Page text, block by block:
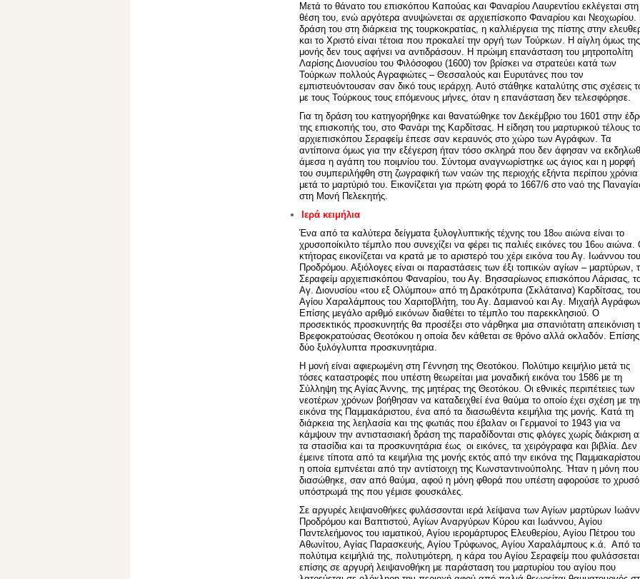
Μετά το θάνατο του επισκόπου Καπούας και Φαναρίου Λαυρεντίου εκλέγεται στη
θέση του, ενώ αργότερα ανυψώνεται σε αρχιεπίσκοπο Φαναρίου και Νεοχωρίου.
δράση του στη διάρκεια της τουρκοκρατίας, η καλλιέργεια της πίστης στην
και το Χριστό είναι τέτοια που προκαλεί την οργή των Τούρκων. Η αίγλη όμως της
μονής δεν τους αφήνει να αντιδράσουν. Η πρώιμη επανάσταση του μητροπολίτη
Λαρίσης Διονυσίου του Φιλόσοφου (1600) τον βρίσκει να στρατεύει κατά των
Τούρκων πολλούς Αγραφιώτες – Θεσσαλούς και Ευρυτάνες που τον
εμπιστευόντουσαν σαν δικό τους ιεράρχη. Αυτό στάθηκε καταλύτης στις σχέσεις
με τους Τούρκους τους επόμενους μήνες, όταν η επανάσταση δεν τελεσφόρησε.
Για τη δράση του κατηγορήθηκε και θανατώθηκε τον Δεκέμβριο του 1601 στην
της επισκοπής του, στο Φανάρι της Καρδίτσας. Η είδηση του μαρτυρικού τέλους
αρχιεπισκόπου Σεραφείμ έπεσε σαν κεραυνός στο χώρο των Αγράφων. Τα
αντίποινα όμως για την εξέγερση ήταν τόσο σκληρά που δεν άφησαν να
άμεσα η αγάπη του ποιμνίου του. Σύντομα αναγνωρίστηκε ως άγιος και η μορφή
του συμπεριλήφθη στη ζωγραφική των ναών της περιοχής εξήντα περίπου χρόνια
μετά το μαρτύριό του. Εικονίζεται για πρώτη φορά το 1667/6 στο ναό της
στη Μονή Πελεκητής.
Ιερά κειμήλια
Ένα από τα καλύτερα δείγματα ξυλογλυπτικής τέχνης του 18ου αιώνα είναι το
χρυσοποίκιλτο τέμπλο που συνεχίζει να φέρει τις παλιές εικόνες του 16ου αιώνα.
κτήτορας εικονίζεται να κρατά με το αριστερό του χέρι εικόνα του Αγ. Ιωάννου του
Προδρόμου. Αξιόλογες είναι οι παραστάσεις των έξι τοπικών αγίων – μαρτύρων,
Σεραφείμ αρχιεπισκόπου Φαναρίου, του Αγ. Βησσαρίωνος επισκόπου Λάρισας,
Αγ. Διονυσίου «του εξ Ολύμπου» από τη Δρακότρυπα (Σκλάταινα) Καρδίτσας, του
Αγίου Χαραλάμπους του Χαριτοβλήτη, του Αγ. Δαμιανού και Αγ. Μιχαήλ
Επίσης μεγάλο αριθμό εικόνων διαθέτει το τέμπλο του παρεκκλησιού. Ο
προσεκτικός προσκυνητής θα προσέξει στο νάρθηκα μια σπανιότατη απεικόνιση
Βρεφοκρατούσας Θεοτόκου η οποία δεν κάθεται σε θρόνο αλλά οκλαδόν. Επίσης
δύο ξυλόγλυπτα προσκυνητάρια.
Η μονή είναι αφιερωμένη στη Γέννηση της Θεοτόκου. Πολύτιμο κειμήλιο μετά τις
τόσες καταστροφές που υπέστη θεωρείται μια μοναδική εικόνα του 1586 με τη
Σύλληψη της Αγίας Άννης, της μητέρας της Θεοτόκου. Οι εθνικές περιπέτειες των
νεοτέρων χρόνων βοήθησαν να καταδειχθεί ένα θαύμα το οποίο έχει σχέση με
εικόνα της Παμμακάριστου, ένα από τα διασωθέντα κειμήλια της μονής. Κατά τη
διάρκεια της λεηλασία και της φωτιάς που έβαλαν οι Γερμανοί το 1943 για να
κάμψουν την αντιστασιακή δράση της παραδίδονται στις φλόγες χωρίς διάκριση
τα στασίδια και τα προσκυνητάρια έως οι εικόνες, τα χειρόγραφα και βιβλία. Δεν
έμεινε τίποτα από τα κειμήλια της μονής εκτός από την εικόνα της
η οποία εμπνέεται από την αντίστοιχη της Κωνσταντινούπολης. Ήταν η μόνη που
διασώθηκε, σαν από θαύμα, αφού η μόνη φθορά που υπέστη αφορούσε το χρυσό
υπόστρωμά της που γέμισε φουσκάλες.
Σε αργυρές λειψανοθήκες φυλάσσονται ιερά λείψανα των Αγίων μαρτύρων
Προδρόμου και Βαπτιστού, Αγίων Αναργύρων Κύρου και Ιωάννου, Αγίου
Παντελεήμονος του ιαματικού, Αγίου ιερομάρτυρος Ελευθερίου, Αγίου Πέτρου του
Αθωνίτου, Αγίας Παρασκευής, Αγίου Τρύφωνος, Αγίου Χαραλάμπους κ.ά. Από τα
πολύτιμα κειμήλιά της, πολυτιμότερη, η κάρα του Αγίου Σεραφείμ που φυλάσσεται
επίσης σε αργυρή λειψανοθήκη με παράσταση του μαρτυρίου του αγίου που